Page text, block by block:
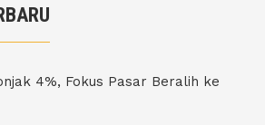
4%, Fokus Pasar Beralih ke